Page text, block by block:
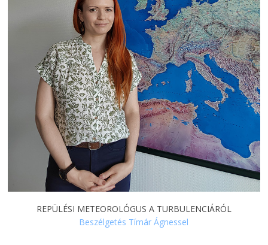
REPÜLÉSI METEOROLÓGUS A TURBULENCIÁRÓL
Beszélgetés Tímár Ágnessel